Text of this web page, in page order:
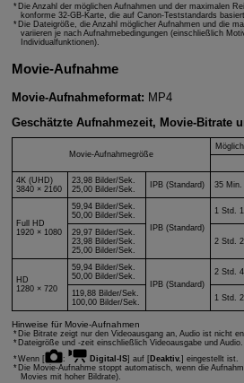
Die Anzahl der möglichen Aufnahmen und der maximalen
konforme 32-GB-Karte, die auf Canon-Teststandards
Die Dateigröße, die Anzahl möglicher Aufnahmen und die
variieren je nach Aufnahmebedingungen (einschließlich
Individualfunktionen).
Movie-Aufnahme
Movie-Aufnahmeformat: MP4
Geschätzte Aufnahmezeit, Movie-Bitrate
Movie-Aufnahmegröße
4K (UHD)
3840 × 2160
23,98 Bilder/Sek.
25,00 Bilder/Sek.
IPB (Standard) 35 Min.
Full HD
1920 × 1080
59,94 Bilder/Sek.
50,00 Bilder/Sek.
IPB (Standard)
1 Std.
29,97 Bilder/Sek.
23,98 Bilder/Sek.
25,00 Bilder/Sek.
2 Std.
HD
1280 × 720
59,94 Bilder/Sek.
50,00 Bilder/Sek.
IPB (Standard)
2 Std.
119,88 Bilder/Sek.
100,00 Bilder/Sek.
1 Std.
Hinweise für Movie-Aufnahmen
Die Bitrate zeigt nur den Videoausgang an, Audio ist nicht
Dateigröße und ‑zeit einschließlich Videoausgabe und Audio.
Wenn [
: Digital-IS] auf [ Deaktiv.] eingestellt ist.
Die Movie-Aufnahme stoppt automatisch, wenn die
Movies mit hoher Bildrate).